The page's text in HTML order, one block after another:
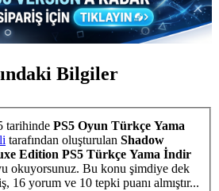
Bilgiler
tarihinde PS5 Oyun Türkçe Yama
tarafından oluşturulan Shadow
Edition PS5 Türkçe Yama İndir
Bu konu şimdiye dek
1,212 kez görüntülenmiş, 16 yorum ve 10 tepki puanı almıştır...